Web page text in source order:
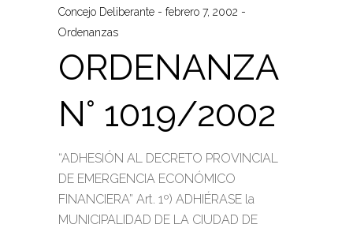
Concejo Deliberante
febrero 7, 2002
Ordenanzas
ORDENANZA
N° 1019/2002
“ADHESIÓN AL DECRETO PROVINCIAL
DE EMERGENCIA ECONÓMICO
FINANCIERA” Art. 1º) ADHIÉRASE la
MUNICIPALIDAD DE LA CIUDAD DE